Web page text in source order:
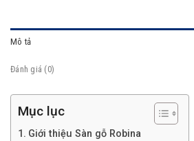
Mô tả
Đánh giá (0)
Mục lục
Giới thiệu Sàn gỗ Robina